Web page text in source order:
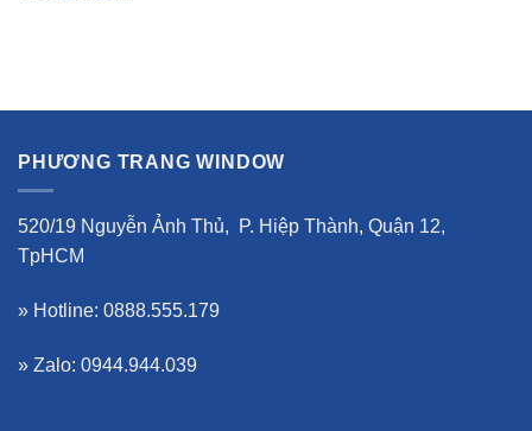
PHƯƠNG TRANG WINDOW
520/19 Nguyễn Ảnh Thủ, P. Hiệp Thành, Quận 12,
TpHCM
» Hotline: 0888.555.179
» Zalo: 0944.944.039